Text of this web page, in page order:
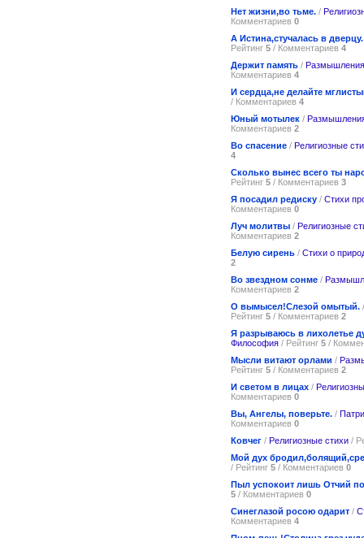
Нет жизни,во тьме. /
Комментариев 0
А Истина,стучалась в дверцу.
Рейтинг 5 / Комментариев 4
Держит память /
Комментариев 4
И сердца,не делайте
/ Комментариев 4
Юный мотылек /
Комментариев 2
Во спасение / Религиозные
4
Сколько вынес всего ты
Рейтинг 5 / Комментариев 3
Я посадил редиску / Стихи
Комментариев 0
Луч молитвы / Религиозные
Комментариев 2
Белую сирень / Стихи о
2
Во звездном сонме /
Комментариев 2
О вымысел!Слезой омытый.
Рейтинг 5 / Комментариев 2
Я разрываюсь в лихолетье
Философия / Рейтинг 5 /
Мысли витают орлами /
Рейтинг 5 / Комментариев 2
И светом в лицах /
Комментариев 0
Вы, Ангелы, поверьте. /
Комментариев 0
Ковчег / Религиозные стихи /
Мой дух
/ Рейтинг 5 / Комментариев 0
Пыл успокоит лишь Отчий
5 / Комментариев 0
Синеглазой росою одарит /
Комментариев 4